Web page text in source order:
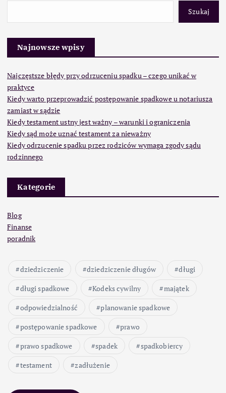
Szukaj
Najnowsze wpisy
Najczęstsze błędy przy odrzuceniu spadku – czego unikać w
praktyce
Kiedy warto przeprowadzić postępowanie spadkowe u notariusza
zamiast w sądzie
Kiedy testament ustny jest ważny – warunki i ograniczenia
Kiedy sąd może uznać testament za nieważny
Kiedy odrzucenie spadku przez rodziców wymaga zgody sądu
rodzinnego
Kategorie
Blog
Finanse
poradnik
dziedziczenie dziedziczenie długów
długi
długi spadkowe
Kodeks cywilny
majątek
odpowiedzialność
planowanie spadkowe
postępowanie spadkowe
prawo
prawo spadkowe
spadek
spadkobiercy
testament
zadłużenie